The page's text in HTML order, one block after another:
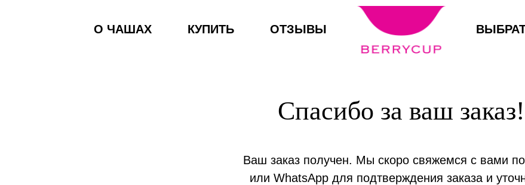
О ЧАШАХ КУПИТЬ ОТЗЫВЫ
Спасибо за ваш заказ!
Ваш заказ получен. Мы скоро свяжемся с вами
или WhatsApp для подтверждения заказа и